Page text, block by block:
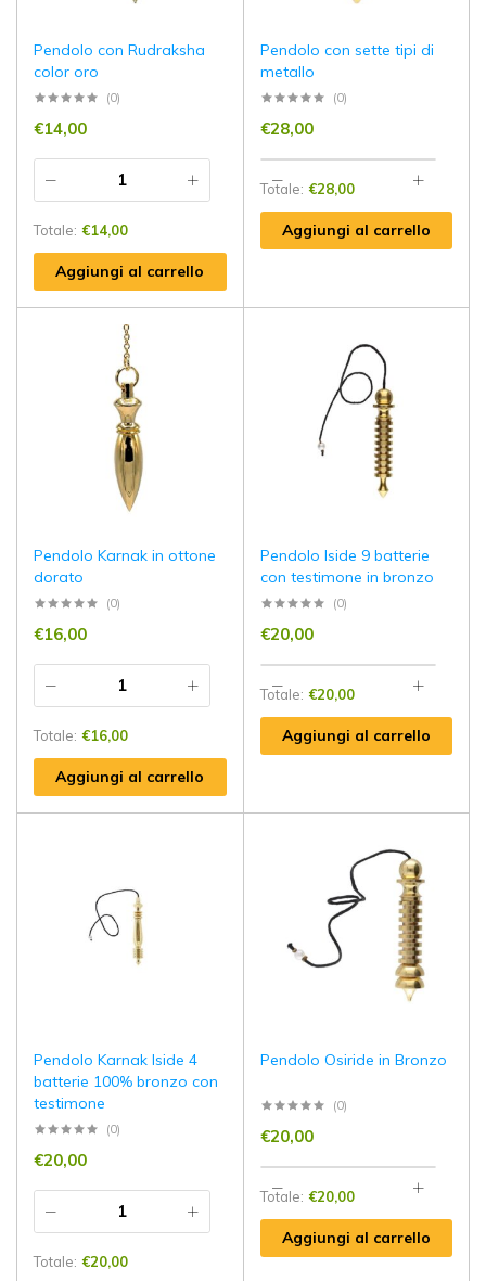
Pendolo con Rudraksha
color oro
(0)
€14,00
Totale: €14,00
Aggiungi al carrello
Pendolo con sette tipi di
metallo
(0)
€28,00
Totale: €28,00
Aggiungi al carrello
Pendolo Karnak in ottone
dorato
(0)
€16,00
Totale: €16,00
Aggiungi al carrello
Pendolo Iside 9 batterie
con testimone in bronzo
(0)
€20,00
Totale: €20,00
Aggiungi al carrello
Pendolo Karnak Iside 4
batterie 100% bronzo con
testimone
(0)
€20,00
Totale: €20,00
Pendolo Osiride in Bronzo
(0)
€20,00
Totale: €20,00
Aggiungi al carrello